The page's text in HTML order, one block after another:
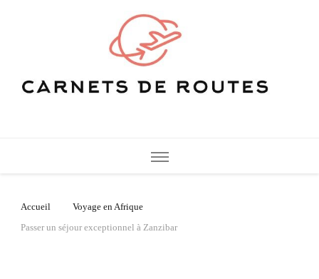
Accueil
Voyage en Afrique
Passer un séjour exceptionnel à Zanzibar